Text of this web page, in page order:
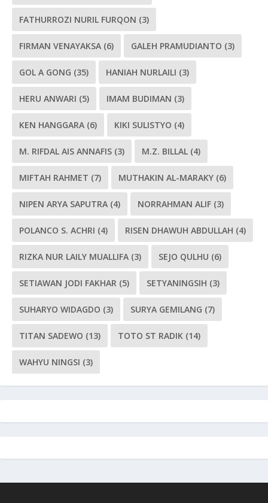
FATHURROZI NURIL FURQON (3)
FIRMAN VENAYAKSA (6) GALEH PRAMUDIANTO (3)
GOL A GONG (35) HANIAH NURLAILI (3)
HERU ANWARI (5) IMAM BUDIMAN (3)
KEN HANGGARA (6) KIKI SULISTYO (4)
M. RIFDAL AIS ANNAFIS (3) M.Z. BILLAL (4)
MIFTAH RAHMET (7) MUTHAKIN AL-MARAKY (6)
NIPEN ARYA SAPUTRA (4) NORRAHMAN ALIF (3)
POLANCO S. ACHRI (4) RISEN DHAWUH ABDULLAH (4)
RIZKA NUR LAILY MUALLIFA (3) SEJO QULHU (6)
SETIAWAN JODI FAKHAR (5) SETYANINGSIH (3)
SUHARYO WIDAGDO (3) SURYA GEMILANG (7)
TITAN SADEWO (13) TOTO ST RADIK (14)
WAHYU NINGSI (3)